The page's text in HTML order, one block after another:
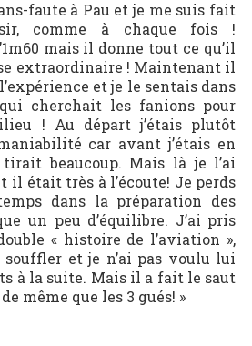
faute à Pau et je me suis fait
comme à chaque fois !
mais il donne tout ce qu’il
extraordinaire ! Maintenant il
et je le sentais dans
cherchait les fanions pour
! Au départ j’étais plutôt
car avant j’étais en
beaucoup. Mais là je l’ai
il était très à l’écoute! Je perds
dans la préparation des
un peu d’équilibre. J’ai pris
« histoire de l’aviation »,
et je n’ai pas voulu lui
à la suite. Mais il a fait le saut
même que les 3 gués! »